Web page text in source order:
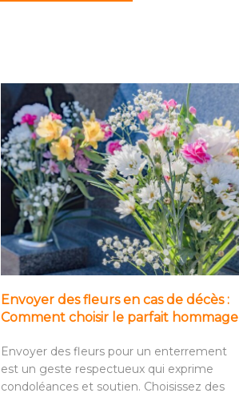
Envoyer des fleurs en cas de décès :
Comment choisir le parfait hommage
Envoyer des fleurs pour un enterrement
est un geste respectueux qui exprime
condoléances et soutien. Choisissez des